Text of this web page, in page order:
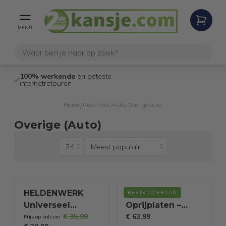
MENU
100% werkende en geteste
internetretouren
Home Auto fiets Auto Overige auto
Overige (Auto)
HELDENWERK
Universeel
Scheidingsrooster
Prijs op bol.com € 35,99
RESTVOORRAAD
2 MONZANA
Oprijplaten –
Antislip
€ 63,99